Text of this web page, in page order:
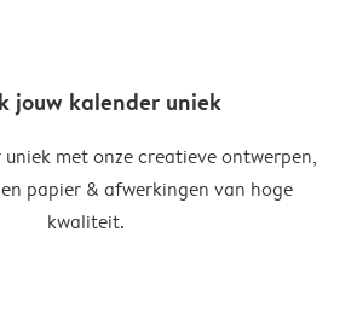
jouw kalender uniek
met onze creatieve ontwerpen,
papier & afwerkingen van hoge
kwaliteit.